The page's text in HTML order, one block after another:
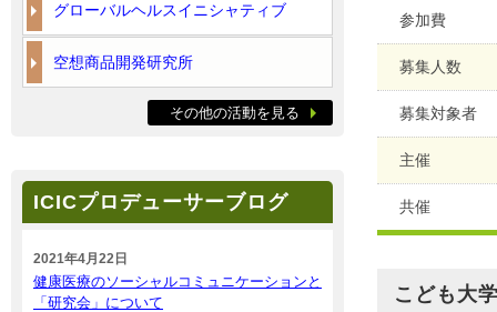
参加費
募集人数
募集対象者
主催
共催
こども大
グローバルヘルスイニシャティブ
空想商品開発研究所
その他の活動を見る
ICICプロデューサーブログ
2021年4月22日
健康医療のソーシャルコミュニケーションと
「研究会」について